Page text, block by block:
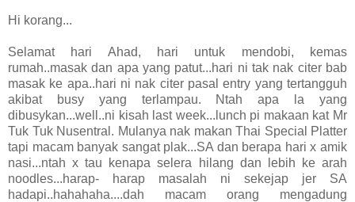
Hi korang...
Selamat hari Ahad, hari untuk mendobi, kemas
rumah..masak dan apa yang patut...hari ni tak nak citer bab
masak ke apa..hari ni nak citer pasal entry yang tertangguh
akibat busy yang terlampau. Ntah apa la yang
dibusykan...well..ni kisah last week...lunch pi makaan kat Mr
Tuk Tuk Nusentral. Mulanya nak makan Thai Special Platter
tapi macam banyak sangat plak...SA dan berapa hari x amik
nasi...ntah x tau kenapa selera hilang dan lebih ke arah
noodles...harap- harap masalah ni sekejap jer SA
hadapi..hahahaha....dah macam orang mengadung